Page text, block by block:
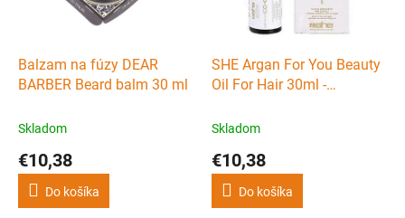
Balzam na fúzy DEAR
BARBER Beard balm 30 ml
Skladom
€10,38
Do košíka
SHE Argan For You Beauty
Oil For Hair 30ml -
karoténom
Skladom
€10,38
Do košíka